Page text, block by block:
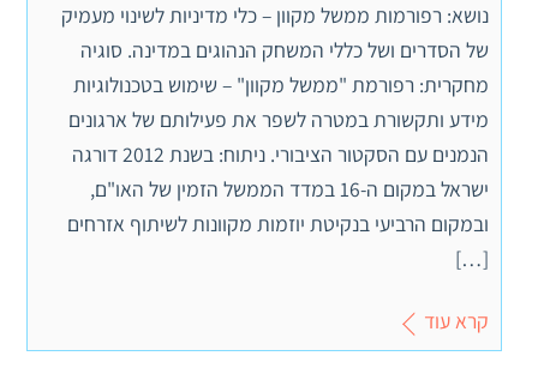
נושא: רפורמות ממשל מקוון – כלי מדיניות לשינוי מעמיק
של הסדרים ושל כללי המשחק הנהוגים במדינה. סוגיה
מחקרית: רפורמת "ממשל מקוון" – שימוש בטכנולוגיות
מידע ותקשורת במטרה לשפר את פעילותם של ארגונים
הנמנים עם הסקטור הציבורי. ניתוח: בשנת 2012 דורגה
ישראל במקום ה-16 במדד הממשל הזמין של האו"ם,
ובמקום הרביעי בנקיטת יוזמות מקוונות לשיתוף אזרחים
[…]
קרא עוד